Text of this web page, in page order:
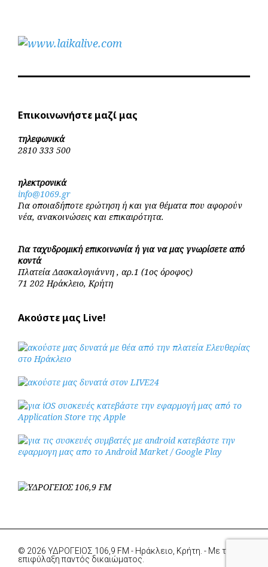
Επικοινωνήστε μαζί μας
τηλεφωνικά
2810 333 500
ηλεκτρονικά
info@1069.gr
Για οποιαδήποτε ερώτηση ή και για θέματα που αφορούν
νέα, ανακοινώσεις και επικαιρότητα.
Για ταχυδρομική επικοινωνία ή για να μας γνωρίσετε από
κοντά
Πλατεία Δασκαλογιάννη , αρ.1 (1ος όροφος)
71 202 Ηράκλειο, Κρήτη
Ακούστε μας Live!
© 2026 ΥΔΡΟΓΕΙΟΣ 106,9 FM - Ηράκλειο, Κρήτη. - Με την
επιφύλαξη παντός δικαιώματος.